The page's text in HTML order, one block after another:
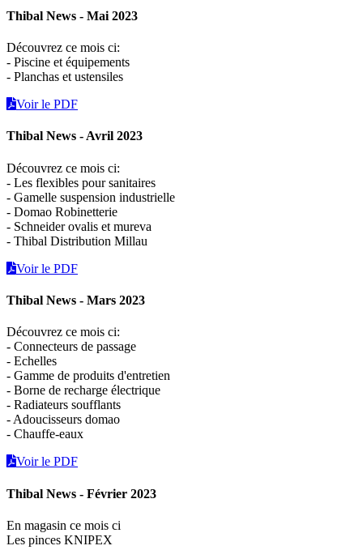
Thibal News - Mai 2023
Découvrez ce mois ci:
- Piscine et équipements
- Planchas et ustensiles
Voir le PDF
Thibal News - Avril 2023
Découvrez ce mois ci:
- Les flexibles pour sanitaires
- Gamelle suspension industrielle
- Domao Robinetterie
- Schneider ovalis et mureva
- Thibal Distribution Millau
Voir le PDF
Thibal News - Mars 2023
Découvrez ce mois ci:
- Connecteurs de passage
- Echelles
- Gamme de produits d'entretien
- Borne de recharge électrique
- Radiateurs soufflants
- Adoucisseurs domao
- Chauffe-eaux
Voir le PDF
Thibal News - Février 2023
En magasin ce mois ci
Les pinces KNIPEX